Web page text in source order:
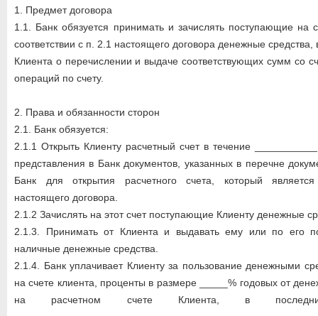
1. Предмет договора
1.1. Банк обязуется принимать и зачислять поступающие на
соответствии с п. 2.1 настоящего договора денежные
Клиента о перечислении и выдаче соответствующих сумм со
операций по счету.
2. Права и обязанности сторон
2.1. Банк обязуется:
2.1.1 Открыть Клиенту расчетный счет в течение
представления в Банк документов, указанных в перечне
Банк для открытия расчетного счета, который
настоящего договора.
2.1.2 Зачислять на этот счет поступающие Клиенту денежные
2.1.3. Принимать от Клиента и выдавать ему или по его
наличные денежные средства.
2.1.4. Банк уплачивает Клиенту за пользование денежными
на счете клиента, проценты в размере _____% годовых от
на расчетном счете Клиента, в